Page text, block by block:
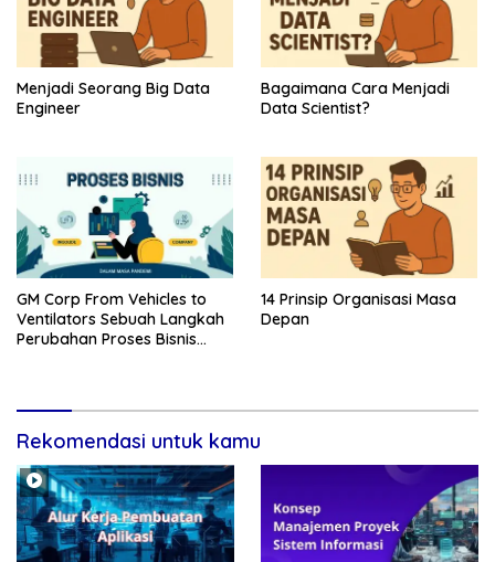
Menjadi Seorang Big Data
Engineer
Bagaimana Cara Menjadi
Data Scientist?
GM Corp From Vehicles to
Ventilators Sebuah Langkah
Perubahan Proses Bisnis
14 Prinsip Organisasi Masa
Depan
Rekomendasi untuk kamu